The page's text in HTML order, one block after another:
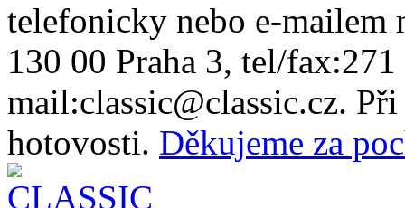
telefonicky nebo e-mailem
130 00 Praha 3, tel/
mail:classic@classic.cz.
hotovosti. Děkujeme za